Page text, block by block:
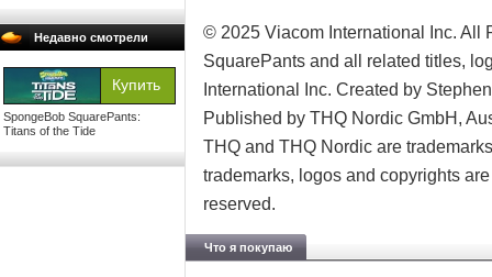
Недавно смотрели
SpongeBob SquarePants:
Titans of the Tide
© 2025 Viacom International Inc. All
SquarePants and all related titles,
International Inc. Created by
Published by THQ Nordic GmbH,
THQ and THQ Nordic are
trademarks, logos and copyrights
reserved.
Что я покупаю